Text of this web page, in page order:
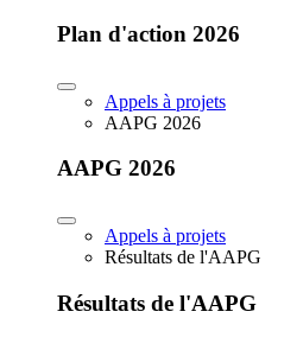
Plan d'action 2026
Appels à projets
AAPG 2026
AAPG 2026
Appels à projets
Résultats de l'AAPG
Résultats de l'AAPG